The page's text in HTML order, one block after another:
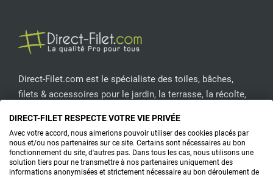
Direct-Filet.com est le spécialiste des toiles, bâches,
filets & accessoires pour le jardin, la terrasse, la récolte,
CONTACTEZ-NOUS
DIRECT-FILET RESPECTE VOTRE VIE PRIVÉE
Avec votre accord, nous aimerions pouvoir utiliser des cookies placés par
nous et/ou nos partenaires sur ce site. Certains sont nécessaires au bon
fonctionnement du site, d'autres pas. Dans tous les cas, nous utilisons une
solution tiers pour ne transmettre à nos partenaires uniquement des
informations anonymisées et strictement nécessaire au bon déroulement de